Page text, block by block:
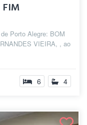
FIM
Porto Alegre: BOM
VIEIRA, , ao
6 4